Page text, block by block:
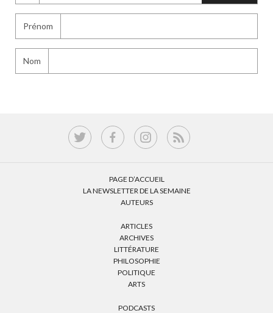
Prénom
Nom
PAGE D’ACCUEIL
LA NEWSLETTER DE LA SEMAINE
AUTEURS
ARTICLES
ARCHIVES
LITTÉRATURE
PHILOSOPHIE
POLITIQUE
ARTS
PODCASTS